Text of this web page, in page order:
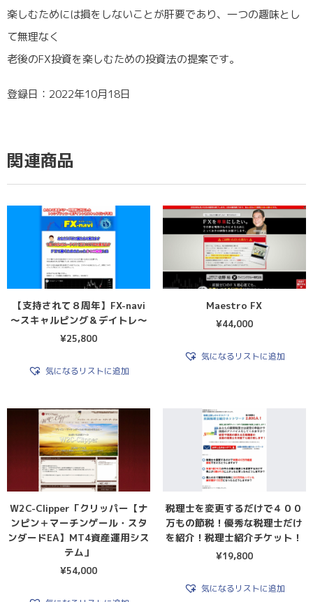
楽しむためには損をしないことが肝要であり、一つの趣味とし
て無理なく
老後のFX投資を楽しむための投資法の提案です。
登録日：2022年10月18日
関連商品
【支持されて８周年】FX-navi
〜スキャルピング＆デイトレ〜
¥25,800
気になるリストに追加
Maestro FX
¥44,000
気になるリストに追加
W2C-Clipper「クリッパー【ナ
ンピン＋マーチンゲール・スタ
ンダードEA】MT4資産運用シス
テム」
¥54,000
税理士を変更するだけで４００
万もの節税！優秀な税理士だけ
を紹介！税理士紹介チケット！
¥19,800
気になるリストに追加